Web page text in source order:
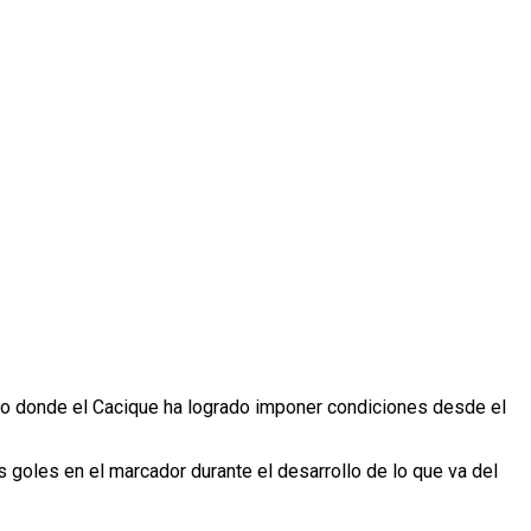
donde el Cacique ha logrado imponer condiciones desde el
en el marcador durante el desarrollo de lo que va del